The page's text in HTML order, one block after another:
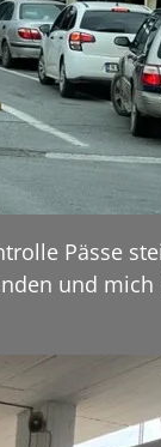
Pässe
und mich